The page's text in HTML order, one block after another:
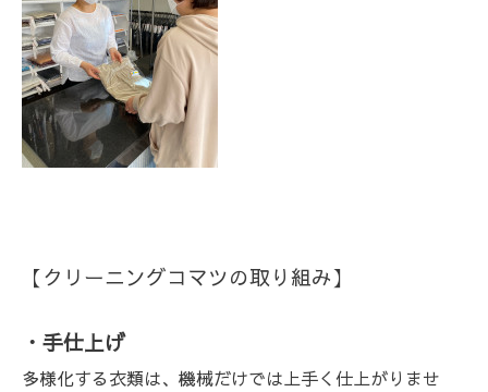
【クリーニングコマツの取り組み】
・手仕上げ
多様化する衣類は、機械だけでは上手く仕上がりませ